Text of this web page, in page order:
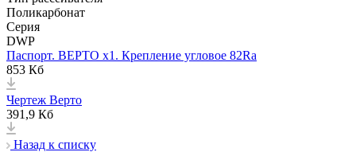
Поликарбонат
Серия
DWP
Паспорт. ВЕРТО x1. Крепление угловое 82Ra
853 Кб
Чертеж Верто
391,9 Кб
Назад к списку